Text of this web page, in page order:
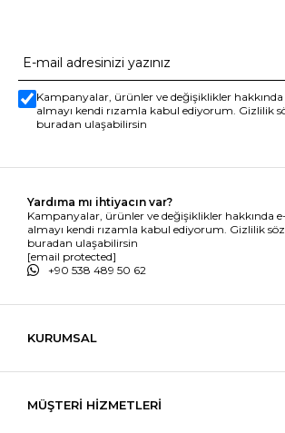
Kampanyalar, ürünler ve değişiklikler hakkında
almayı kendi rızamla kabul ediyorum. Gizlilik
buradan ulaşabilirsin
Yardıma mı ihtiyacın var?
Kampanyalar, ürünler ve değişiklikler hakkında
almayı kendi rızamla kabul ediyorum. Gizlilik
buradan ulaşabilirsin
[email protected]
+90 538 489 50 62
KURUMSAL
MÜŞTERİ HİZMETLERİ